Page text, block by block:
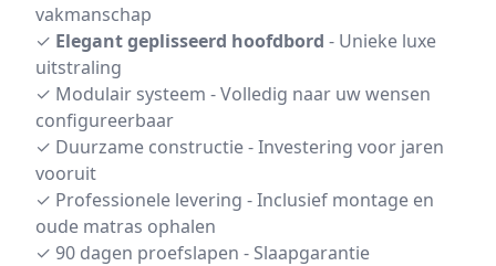
vakmanschap
✓ Elegant geplisseerd hoofdbord - Unieke luxe
uitstraling
✓ Modulair systeem - Volledig naar uw wensen
configureerbaar
✓ Duurzame constructie - Investering voor jaren
vooruit
✓ Professionele levering - Inclusief montage en
oude matras ophalen
✓ 90 dagen proefslapen - Slaapgarantie